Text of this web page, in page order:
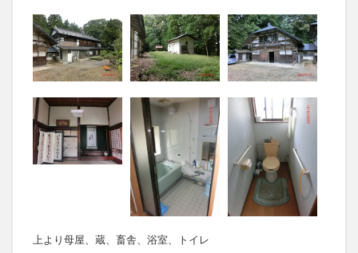
上より母屋、蔵、畜舎、浴室、トイレ